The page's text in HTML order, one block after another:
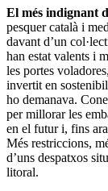
El més indignant
pesquer català i
davant d’un
han estat valents i
les portes
invertit en
ho demanava.
per millorar les
en el futur i, fins
Més restriccions,
d’uns despatxos
litoral.